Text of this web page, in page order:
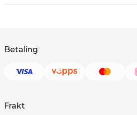
Betaling
Frakt